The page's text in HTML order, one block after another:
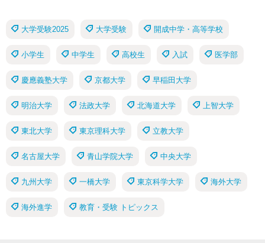
大学受験2025 大学受験 開成中学・高等学校
小学生 中学生 高校生 入試 医学部
慶應義塾大学 京都大学 早稲田大学
明治大学 法政大学 北海道大学 上智大学
東北大学 東京理科大学 立教大学
名古屋大学 青山学院大学 中央大学
九州大学 一橋大学 東京科学大学 海外大学
海外進学 教育・受験 トピックス